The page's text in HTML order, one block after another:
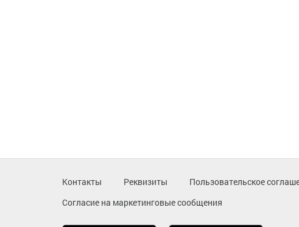
Контакты Реквизиты Пользовательское
Согласие на маркетинговые сообщения